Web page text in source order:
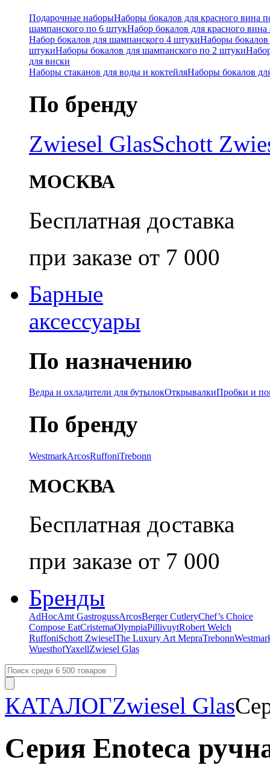
Подарочные наборыНаборы бокалов для красного вина
шампанского по 6 штукНабор бокалов для красного
Набор бокалов для шампанского 4 штукиНаборы бокалов
штукиНаборы бокалов для шампанского по 2 штуки
для виски
Наборы стаканов для воды и коктейляНаборы бокалов
По бренду
Zwiesel GlasSchott
МОСКВА
Бесплатная доставка
при заказе от 7 000
Барные
аксессуары
По назначению
Ведра и охладители для бутылокОткрывалкиПробки и
По бренду
WestmarkArcosRuffoniTrebonn
МОСКВА
Бесплатная доставка
при заказе от 7 000
Бренды
AdHocAmt GastrogussArcosBerger CutleryChef’s Choice
Compose EatCristemaOlympiaPillivuytRobert Welch
RuffoniSchott ZwieselThe Luxury Art MepraTrebonn
WuesthofYaxellZwiesel Glas
КАТАЛОГZwiesel Glas
Серия Enoteca